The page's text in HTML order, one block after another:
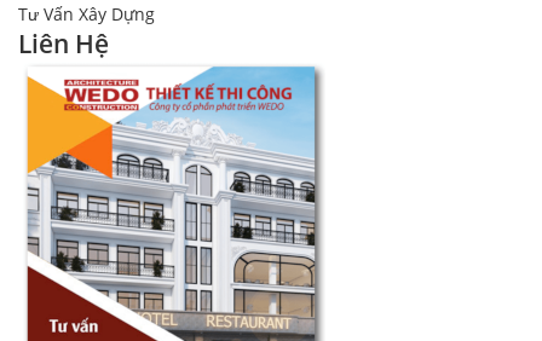
Tư Vấn Xây Dựng
Liên Hệ